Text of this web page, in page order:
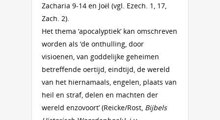
Zacharia 9-14 en Joël (vgl. Ezech. 1, 17,
Zach. 2).
Het thema ‘apocalyptiek’ kan omschreven
worden als ‘de onthulling, door
visioenen, van goddelijke geheimen
betreffende oertijd, eindtijd, de wereld
van het hiernamaals, engelen, plaats van
heil en straf, delen en machten der
wereld enzovoort’ (Reicke/Rost, Bijbels